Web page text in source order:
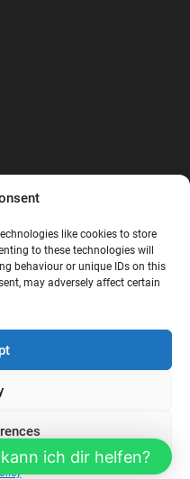
like cookies to store
to these technologies will
behaviour or unique IDs on this
may adversely affect certain
ich dir helfen?